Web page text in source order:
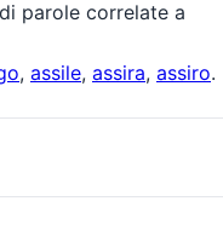
parole correlate a
, assile, assira, assiro.